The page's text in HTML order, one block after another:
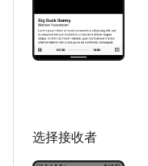
选择接收者